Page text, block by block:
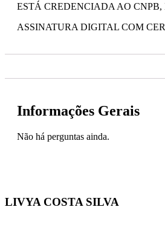
ESTÁ CREDENCIADA AO
ASSINATURA DIGITAL COM
Informações Gerais
Não há perguntas ainda.
LIVYA COSTA SILVA